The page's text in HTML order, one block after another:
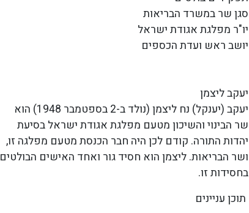
סגן שר במשרד הבריאות
יו"ר מפלגת אגודת ישראל
יושב ראש ועדת הכספים
יעקב ליצמן
יעקב (יענקל) נח ליצמן (נולד ב-2 בספטמבר 1948) הוא
שר הבינוי והשיכון מטעם מפלגת אגודת ישראל בסיעת
יהדות התורה. קודם לכן היה חבר הכנסת מטעם מפלגה זו,
ושר הבריאות. ליצמן הוא חסיד גור ואחד האישים הבולטים
בחסידות זו.
תוכן עניינים